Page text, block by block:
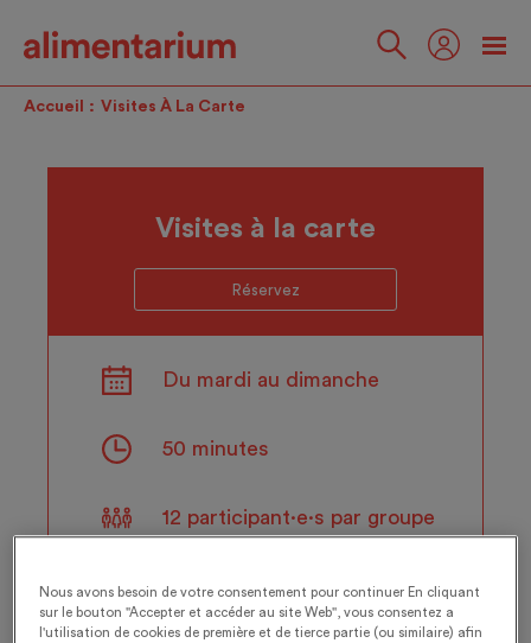
content
Suivez-
nous
Accueil Visites À La Carte
Visites à la carte
Réservez
Du mardi au dimanche
50 minutes
12 participant·e·s par groupe
Groupes, dès 6 ans
Nous avons besoin de votre consentement pour continuer En cliquant
sur le bouton "Accepter et accéder au site Web", vous consentez a
l'utilisation de cookies de première et de tierce partie (ou similaire) afin